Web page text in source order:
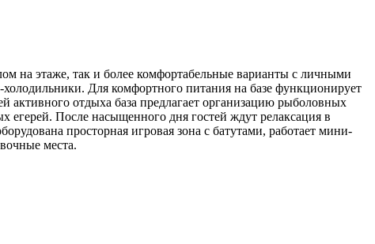
на этаже, так и более комфортабельные варианты с личными
Для комфортного питания на базе функционирует
отдыха база предлагает организацию рыболовных
егерей. После насыщенного дня гостей ждут релаксация в
просторная игровая зона с батутами, работает мини-
места.